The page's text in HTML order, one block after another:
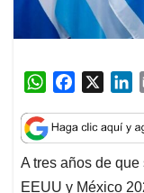
W
a
t
s
c
e
b
n
k
e
A tres años de
EEUU y México